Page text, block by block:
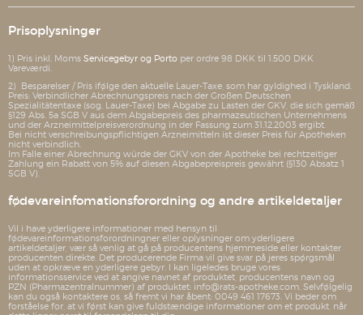
Prisoplysninger
1) Pris inkl. Moms Servicegebyr og Porto per ordre 98 DKK til 1.500 DKK
Vareværdi.
2) Besparelser / Pris ifølge den aktuelle Lauer-Taxe, som har gyldighed i Tyskland.
Preis: Verbindlicher Abrechnungspreis nach der Großen Deutschen
Spezialitätentaxe (sog. Lauer-Taxe) bei Abgabe zu Lasten der GKV, die sich gemäß
§129 Abs. 5a SGB V aus dem Abgabepreis des pharmazeutischen Unternehmens
und der Arzneimittelpreisverordnung in der Fassung zum 31.12.2003 ergibt.
Bei nicht verschreibungspflichtigen Arzneimitteln ist dieser Preis für Apotheken
nicht verbindlich.
Im Falle einer Abrechnung würde der GKV von der Apotheke bei rechtzeitiger
Zahlung ein Rabatt von 5% auf diesen Abgabepreispreis gewährt (§130 Absatz 1
SGB V).
fødevareinfomationsforordning og andre artikeldetaljer
Vil i have yderligere informationer med hensyn til
fødevareinformationsforordningner eller oplysninger om yderligere
artikeldetaljer, vær så venlig at gå på producentens hjemmeside eller kontakter
producenten direkte. Det producerende Firma vil give svar på jeres spørgsmål
uden at opkræve en yderligere gebyr. I kan ligeledes bruge vores
informationsservice ved at angive navnet af produktet, producentens navn og
PZN (Pharmazentralnummer) af produktet: info@rats-apotheke.com. Selvfølgelig
kan du også kontaktere os, så fremt vi har åbent: 0049 461 17673. Vi beder om
forståelse for, at vi først kan give fuldstændige informationer om et produkt, når